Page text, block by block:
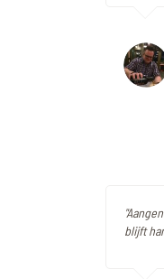
blijft